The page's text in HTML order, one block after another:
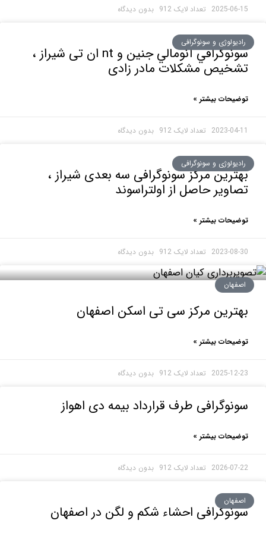
2025- بدون دیدگاه
و سونوگرافی
سونوگرافي آنومالي جنين و nt ان تی شیراز ،
مشکلات مادر زادی
بیشتر »
2023- بدون دیدگاه
و سونوگرافی
مرکز سونوگرافی سه بعدی شیراز ،
حاصل از اولتراسوند
بیشتر »
2023- بدون دیدگاه
مرکز سی تی اسکن اصفهان
بیشتر »
2025- بدون دیدگاه
طرف قرارداد بیمه دی اهواز
بیشتر »
2026- بدون دیدگاه
احشاء شکم و لگن در اصفهان